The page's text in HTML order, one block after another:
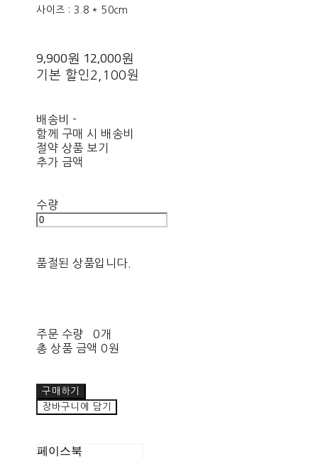
사이즈 : 3.8 * 50cm
9,900원 12,000원
기본 할인 2,100원
배송비 -
함께 구매 시 배송비
절약 상품 보기
추가 금액
수량
품절된 상품입니다.
주문 수량
0개
총 상품 금액 0원
구매하기
장바구니에 담기
페이스북